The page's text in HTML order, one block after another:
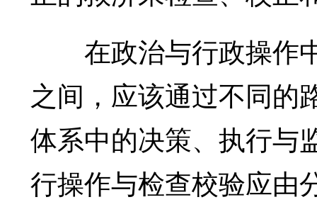
在政治与行政操作
之间，应该通过不同的
体系中的决策、执行与
行操作与检查校验应由